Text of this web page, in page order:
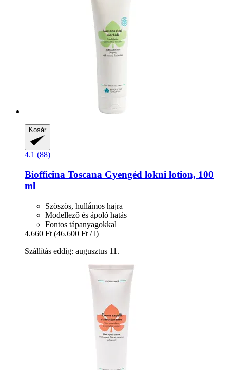
Kosár
4.1 (88)
Biofficina Toscana Gyengéd lokni lotion, 100
ml
Szöszös, hullámos hajra
Modellező és ápoló hatás
Fontos tápanyagokkal
4.660 Ft (46.600 Ft / l)
Szállítás eddig: augusztus 11.